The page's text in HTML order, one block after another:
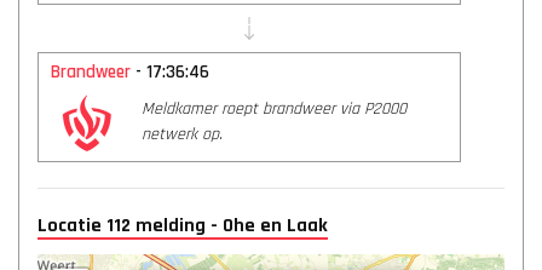
Brandweer - 17:36:46
Meldkamer roept brandweer via P2000
netwerk op.
Locatie 112 melding - Ohe en Laak